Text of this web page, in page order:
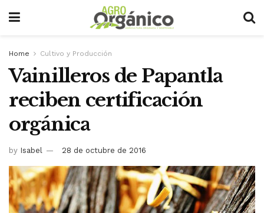
Home Cultivo y Producción
Vainilleros de Papantla
reciben certificación
orgánica
by Isabel 28 de octubre de 2016